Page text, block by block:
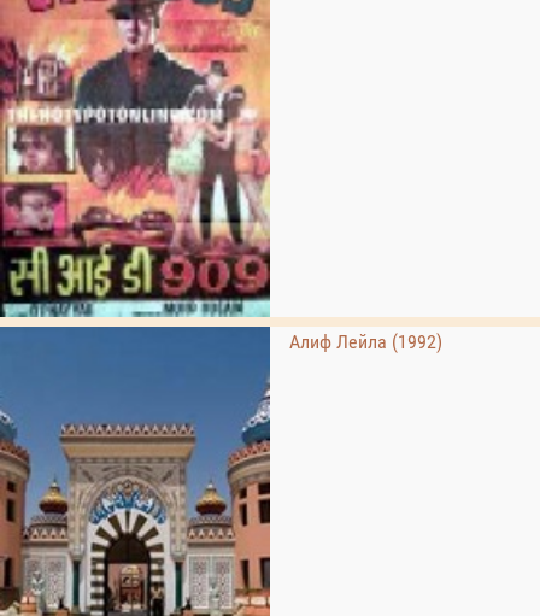
Алиф Лейла (1992)